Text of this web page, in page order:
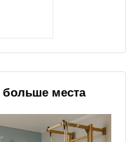
больше места